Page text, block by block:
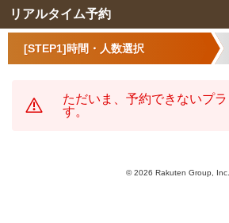
リアルタイム予約
[STEP1]時間・人数選択
ただいま、予約できないプ
す。
©2026 Rakuten Group, Inc.